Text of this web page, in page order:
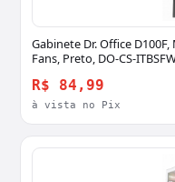
Gabinete Dr. Office
Fans, Preto, DO-CS-
R$ 84,99
à vista no Pix